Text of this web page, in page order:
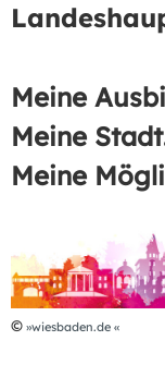
Meine
Meine
Meine
© wiesbaden.de